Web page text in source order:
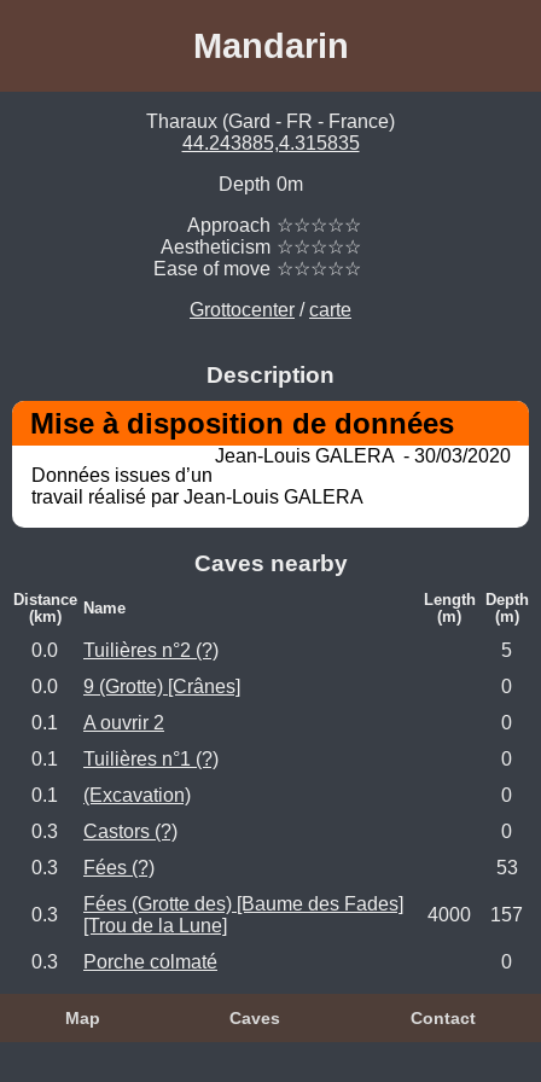
Mandarin
Tharaux (Gard - FR - France)
44.243885,4.315835
Depth 0m
Approach ☆☆☆☆☆
Aestheticism ☆☆☆☆☆
Ease of move ☆☆☆☆☆
Grottocenter /carte
Description
Mise à disposition de données
Jean-Louis GALERA  - 30/03/2020
Données issues d’un
travail réalisé par Jean-Louis GALERA
Caves nearby
Distance
(km)
Name
Length
(m)
Depth
(m)
0.0 Tuilières n°2 (?)
5
0.0
9 (Grotte) [Crânes]
0
0.1
A ouvrir 2
0
0.1
Tuilières n°1 (?)
0
0.1
(Excavation)
0
0.3
Castors (?)
0
0.3
Fées (?) 53
0.3
Fées (Grotte des) [Baume des Fades]
[Trou de la Lune]
4000 157
0.3 Porche colmaté 0
Map Caves Contact